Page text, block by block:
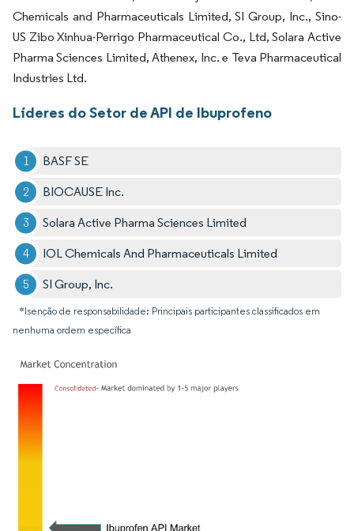
Chemicals and Pharmaceuticals Limited, SI Group, Inc., Sino-
US Zibo Xinhua-Perrigo Pharmaceutical Co., Ltd, Solara Active
Pharma Sciences Limited, Athenex, Inc. e Teva Pharmaceutical
Industries Ltd.
Líderes do Setor de API de Ibuprofeno
BASF SE
BIOCAUSE Inc.
Solara Active Pharma Sciences Limited
IOL Chemicals And Pharmaceuticals Limited
SI Group, Inc.
*Isenção de responsabilidade: Principais participantes classificados em
nenhuma ordem específica